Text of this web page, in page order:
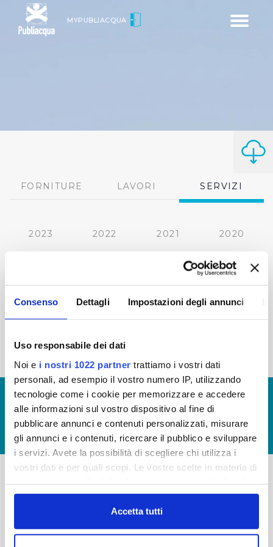
Consenso Dettagli Impostazioni degli annunci
Uso responsabile dei dati
Noi e i nostri 1022 partner trattiamo i vostri dati
personali, ad esempio il vostro numero IP, utilizzando
tecnologie come i cookie per memorizzare e accedere
alle informazioni sul vostro dispositivo al fine di
pubblicare annunci e contenuti personalizzati, misurare
gli annunci e i contenuti, ricercare il pubblico e sviluppare
i servizi. Avete la possibilità di scegliere chi utilizza i
vostri dati e per quali scopi. Le vostre scelte in materia di
in cui avete effettuato le vostre scelte. È possibile
modificare o revocare il proprio consenso in qualsiasi
momento dalla Dichiarazione sui cookie o facendo clic
Accetta tutti
Toggle
MYPUBLIACQUA
FORNITURE LAVORI SERVIZI
2023 2022 2021 2020
2016
2015 2014 2013 2012
2010
© Copyright 2017 - 2026
GLOSSARIO
GIUDICA IL SERVIZIO
LAVORA CON NOI
Via Villamagna 90/c -
-
FAQ
PRIVACY POLICY